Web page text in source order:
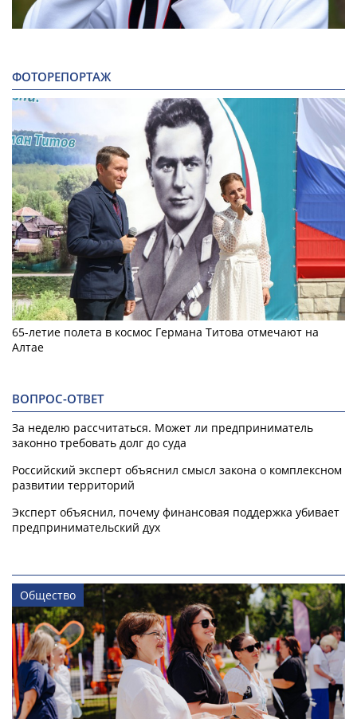
ФОТОРЕПОРТАЖ
65-летие полета в космос Германа Титова отмечают на
Алтае
ВОПРОС-ОТВЕТ
За неделю рассчитаться. Может ли предприниматель
законно требовать долг до суда
Российский эксперт объяснил смысл закона о комплексном
развитии территорий
Эксперт объяснил, почему финансовая поддержка убивает
предпринимательский дух
Общество